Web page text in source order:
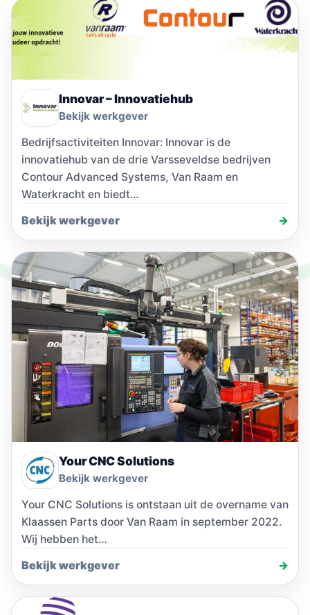
Innovar – Innovatiehub
Bekijk werkgever
Bedrijfsactiviteiten Innovar: Innovar is de
innovatiehub van de drie Varsseveldse bedrijven
Contour Advanced Systems, Van Raam en
Waterkracht en biedt…
Bekijk werkgever →
Your CNC Solutions
Bekijk werkgever
Your CNC Solutions is ontstaan uit de overname van
Klaassen Parts door Van Raam in september 2022.
Wij hebben het…
Bekijk werkgever →